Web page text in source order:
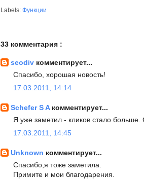
Labels: Функции
33 комментария :
seodiv комментирует...
Спасибо, хорошая новость!
17.03.2011, 14:14
Schefer S A комментирует...
Я уже заметил - кликов стало больше.
17.03.2011, 14:45
Unknown комментирует...
Спасибо,я тоже заметила.
Примите и мои благодарения.